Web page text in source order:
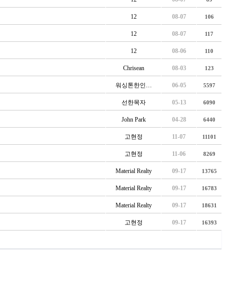
12 08-07 106
12 08-07 117
12 08-06 110
Chrisean 08-03 123
워싱톤한인… 06-05 5597
선한목자 05-13 6090
John Park 04-28 6440
고현정 11-07 11101
고현정 11-06 8269
Material Realty 09-17 13765
Material Realty 09-17 16783
Material Realty 09-17 18631
고현정 09-17 16393